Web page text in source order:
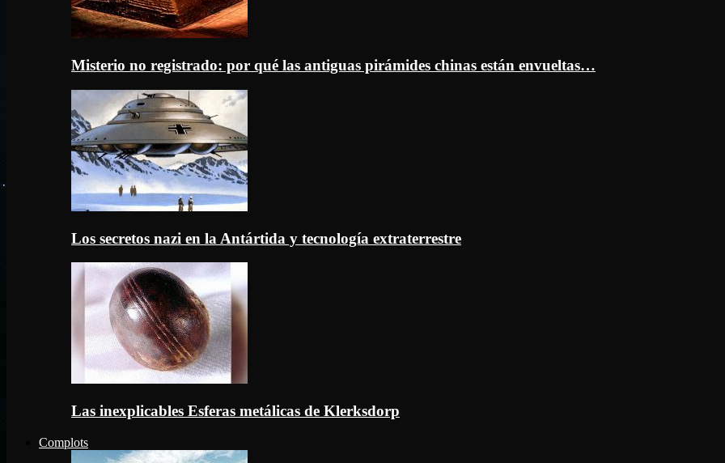
Misterio no registrado: por qué las antiguas pirámides chinas están envueltas…
Los secretos nazi en la Antártida y tecnología extraterrestre
Las inexplicables Esferas metálicas de Klerksdorp
Complots